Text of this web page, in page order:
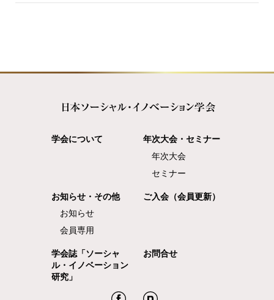
学会について
年次大会・セミナー
年次大会
セミナー
お知らせ・その他
お知らせ
会員専用
ご入会（会員更新）
学会誌「ソーシャ
ル・イノベーション
研究」
お問合せ